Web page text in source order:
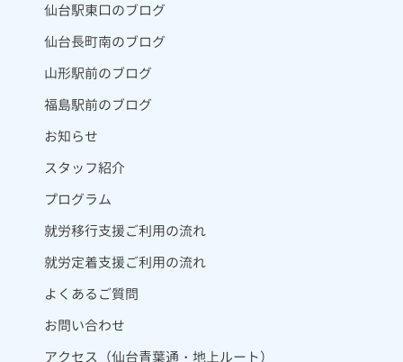
仙台駅東口のブログ
仙台長町南のブログ
山形駅前のブログ
福島駅前のブログ
お知らせ
スタッフ紹介
プログラム
就労移行支援ご利用の流れ
就労定着支援ご利用の流れ
よくあるご質問
お問い合わせ
アクセス（仙台青葉通・地上ルート）